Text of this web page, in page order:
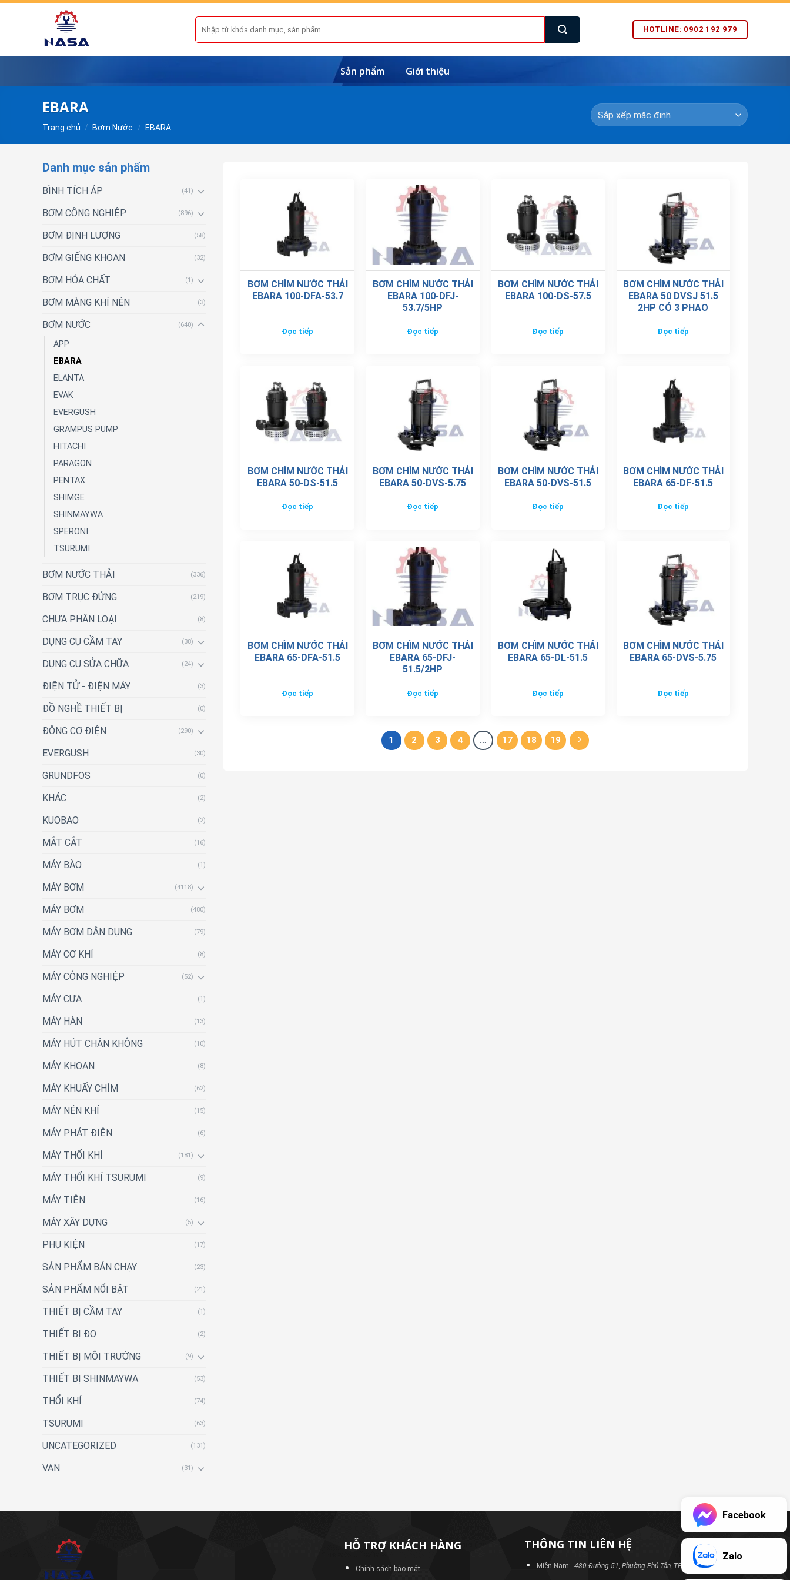
Skip
Tìm
kiếm:
HOTLINE: 0902 192 979
Sản phẩm Giới thiệu
EBARA
Trang chủ / Bơm Nước / EBARA
Danh mục sản phẩm
BÌNH TÍCH ÁP (41)
BƠM CÔNG NGHIỆP (896)
BƠM ĐỊNH LƯỢNG (58)
BƠM GIẾNG KHOAN (32)
BƠM HÓA CHẤT (1)
BƠM MÀNG KHÍ NÉN (3)
BƠM NƯỚC (640)
APP
EBARA
ELANTA
EVAK
EVERGUSH
GRAMPUS PUMP
HITACHI
PARAGON
PENTAX
SHIMGE
SHINMAYWA
SPERONI
TSURUMI
BƠM NƯỚC THẢI (336)
BƠM TRỤC ĐỨNG (219)
CHƯA PHÂN LOẠI (8)
DỤNG CỤ CẦM TAY (38)
DỤNG CỤ SỬA CHỮA (24)
ĐIỆN TỬ - ĐIỆN MÁY (3)
ĐỒ NGHỀ THIẾT BỊ (0)
ĐỘNG CƠ ĐIỆN (290)
EVERGUSH (30)
GRUNDFOS (0)
KHÁC (2)
KUOBAO (2)
MẮT CẮT (16)
MÁY BÀO (1)
MÁY BƠM (4118)
MÁY BƠM (480)
MÁY BƠM DÂN DỤNG (79)
MÁY CƠ KHÍ (8)
MÁY CÔNG NGHIỆP (52)
MÁY CƯA (1)
MÁY HÀN (13)
MÁY HÚT CHÂN KHÔNG (10)
MÁY KHOAN (8)
MÁY KHUẤY CHÌM (62)
MÁY NÉN KHÍ (15)
MÁY PHÁT ĐIỆN (6)
MÁY THỔI KHÍ (181)
MÁY THỔI KHÍ TSURUMI (9)
MÁY TIỆN (16)
MÁY XÂY DỰNG (5)
PHỤ KIỆN (17)
SẢN PHẨM BÁN CHẠY (23)
SẢN PHẨM NỔI BẬT (21)
THIẾT BỊ CẦM TAY (1)
THIẾT BỊ ĐO (2)
THIẾT BỊ MÔI TRƯỜNG (9)
THIẾT BỊ SHINMAYWA (53)
THỔI KHÍ (74)
TSURUMI (63)
UNCATEGORIZED (131)
VAN (31)
BƠM CHÌM NƯỚC THẢI
EBARA 100-DFA-53.7
Đọc tiếp
BƠM CHÌM NƯỚC THẢI
EBARA 100-DFJ-
53.7/5HP
Đọc tiếp
BƠM CHÌM NƯỚC THẢI
EBARA 100-DS-57.5
Đọc tiếp
BƠM CHÌM NƯỚC THẢI
EBARA 50 DVSJ 51.5
2HP CÓ 3 PHAO
Đọc tiếp
BƠM CHÌM NƯỚC THẢI
EBARA 50-DS-51.5
Đọc tiếp
BƠM CHÌM NƯỚC THẢI
EBARA 50-DVS-5.75
Đọc tiếp
BƠM CHÌM NƯỚC THẢI
EBARA 50-DVS-51.5
Đọc tiếp
BƠM CHÌM NƯỚC THẢI
EBARA 65-DF-51.5
Đọc tiếp
BƠM CHÌM NƯỚC THẢI
EBARA 65-DFA-51.5
Đọc tiếp
BƠM CHÌM NƯỚC THẢI
EBARA 65-DFJ-
51.5/2HP
Đọc tiếp
BƠM CHÌM NƯỚC THẢI
EBARA 65-DL-51.5
Đọc tiếp
BƠM CHÌM NƯỚC THẢI
EBARA 65-DVS-5.75
Đọc tiếp
1 2 3 4 … 17 18 19
HỖ TRỢ KHÁCH HÀNG
Chính sách bảo mật
THÔNG TIN LIÊN HỆ
Miền Nam: 480 Đường 51, Phường Phú Tân, TP Bình Dương
Facebook
Zalo